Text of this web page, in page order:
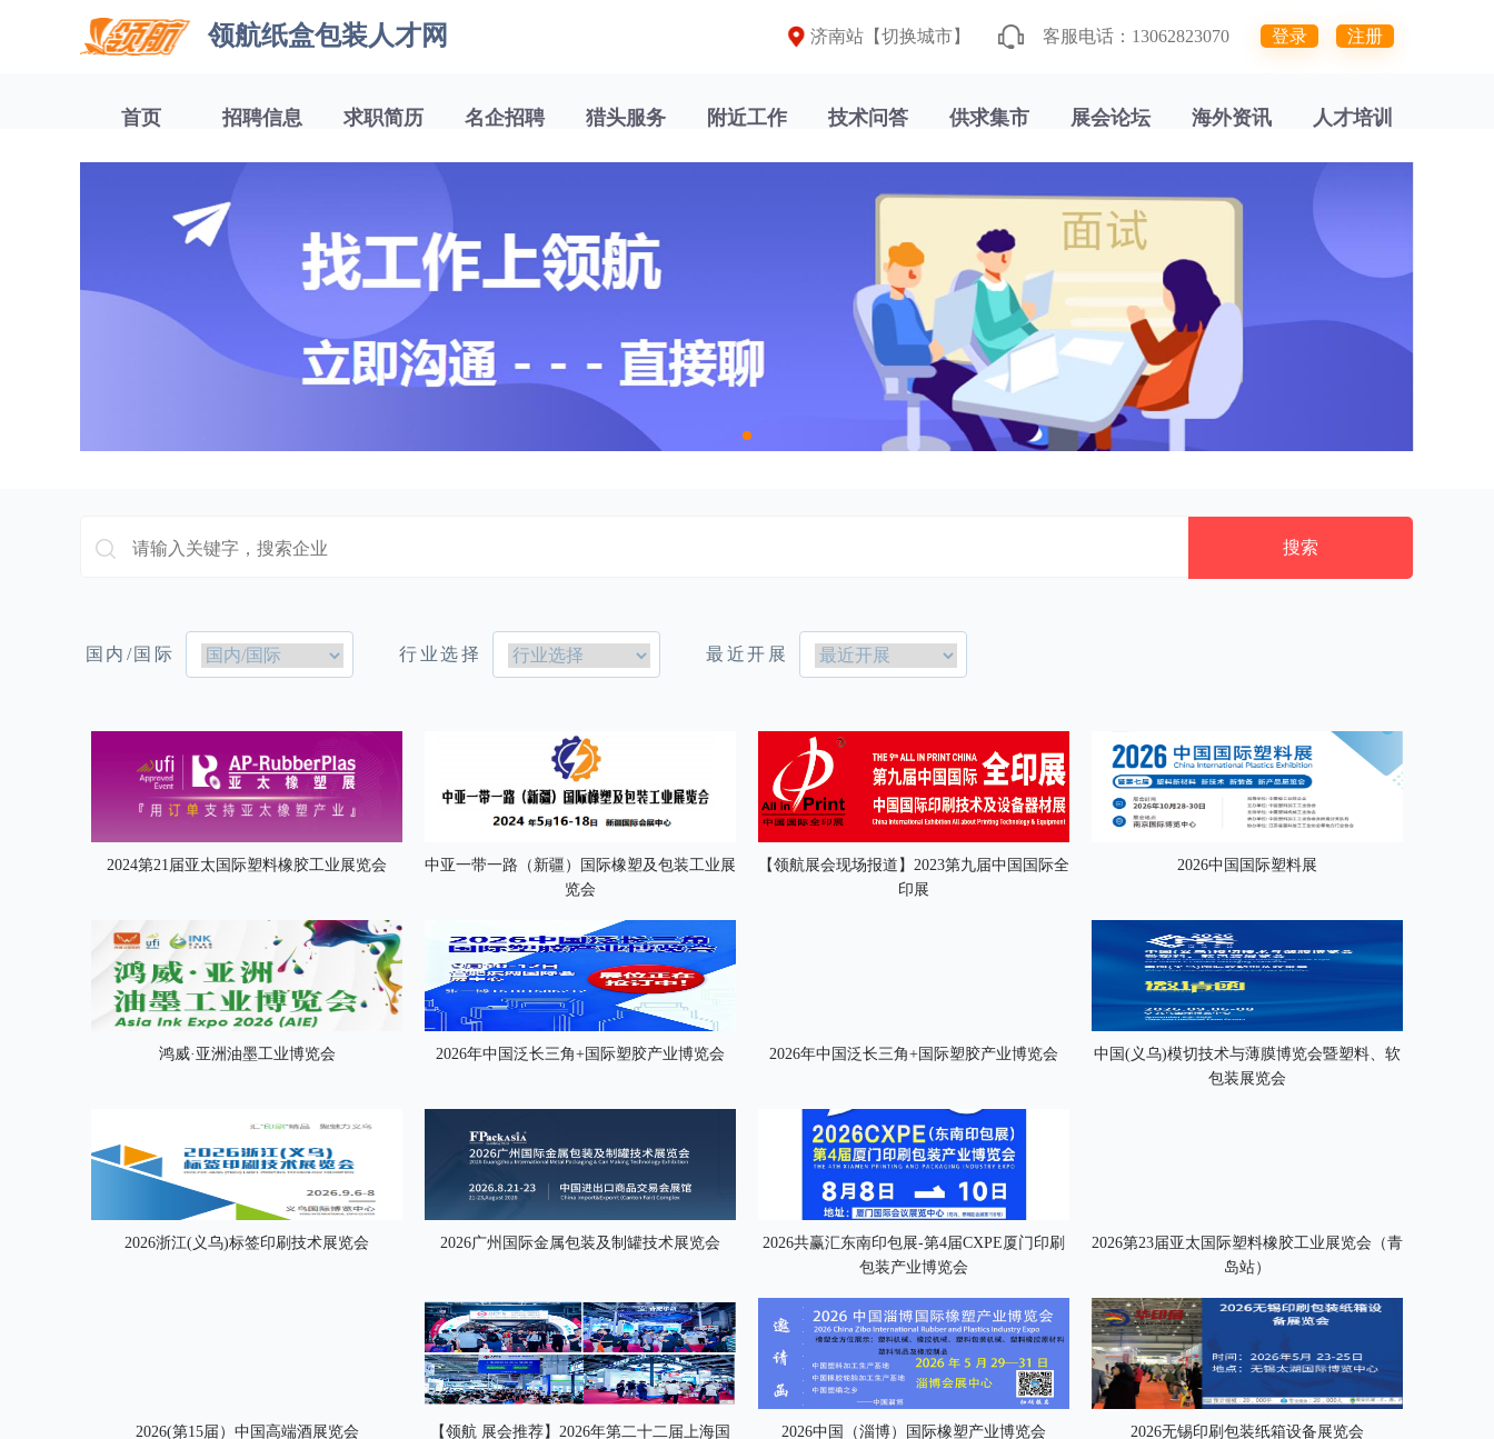
领航纸盒包装人才网 济南站【切换城市】 客服电话：13062823070 登录 注册
首页 招聘信息 求职简历 名企招聘 猎头服务 附近工作 技术问答 供求集市 展会论坛 海外资讯 人才培训
搜索
国内/国际 行业选择 最近开展
2024第21届亚太国际塑料橡胶工业展览会
中亚一带一路（新疆）国际橡塑及包装工业展
览会
【领航展会现场报道】2023第九届中国国际全
印展
2026中国国际塑料展
鸿威·亚洲油墨工业博览会 2026年中国泛长三角+国际塑胶产业博览会 2026年中国泛长三角+国际塑胶产业博览会
中国(义乌)模切技术与薄膜博览会暨塑料、软
包装展览会
2026浙江(义乌)标签印刷技术展览会 2026广州国际金属包装及制罐技术展览会
2026共赢汇东南印包展-第4届CXPE厦门印刷
包装产业博览会
2026第23届亚太国际塑料橡胶工业展览会（青
岛站）
2026(第15届）中国高端酒展览会
【领航 展会推荐】2026年第二十二届上海国
2026中国（淄博）国际橡塑产业博览会 2026无锡印刷包装纸箱设备展览会